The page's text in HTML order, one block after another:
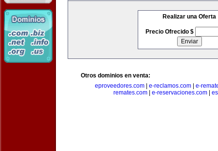
Realizar una Oferta
Precio Ofrecido $
Otros dominios en venta:
eproveedores.com
e-reclamos.com
e-
remates.com| e-reservaciones.com|